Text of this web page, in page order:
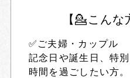
【💁こんな
✅ご夫婦・カップル
記念日や誕生日、特
時間を過ごしたい方。